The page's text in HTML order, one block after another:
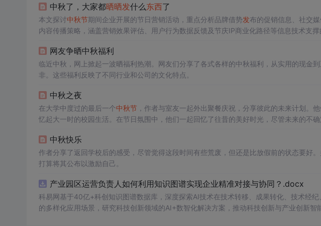
中秋了，大家都晒晒发什么东西了
本文探讨中秋节期间企业开展的节日营销活动，重点分析品牌借势发布的促销信息、社交
内容传播策略，涵盖营销效果评估、用户行为数据反馈及节庆IP商业化路径等信息技术支撑
网友争晒中秋福利
临近中秋，网上掀起一波晒福利热潮。网友们分享了各式各样的中秋福利，从实用的现金
非。这些福利反映了不同行业和公司的文化特点。
中秋之夜
在大学中度过的最后一个中秋节，作者与室友一起外出聚餐庆祝，分享彼此的未来计划。
忆起大一时的校园生活。在节日氛围中，他们一起回忆了往昔的美好时光，尽管未来的不
中秋快乐
作者分享了返回学校后的感受，尽管觉得这段时间有些荒废，但还是比放假前的状态要好
打算将其公布以激励自己。
产业园区运营负责人如何利用知识图谱实现企业精准对接与协同？.docx
科易网基于40亿+科创知识图谱数据库，深度探索AI技术在技术转移、成果转化、技术经
的多样化应用场景，研究科技创新领域的AI+数智化解决方案，推动科技创新与产业创新智